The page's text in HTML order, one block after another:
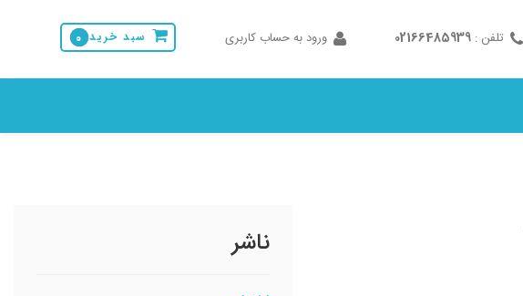
تلفن : 02166485939 ورود به حساب کاربری سبد خرید 0
ناشر